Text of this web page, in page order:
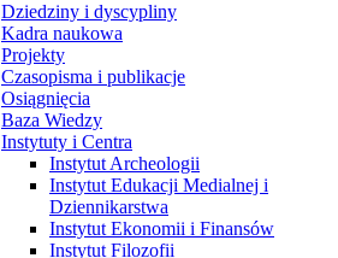
Dziedziny i dyscypliny
Kadra naukowa
Projekty
Czasopisma i publikacje
Osiągnięcia
Baza Wiedzy
Instytuty i Centra
Instytut Archeologii
Instytut Edukacji Medialnej i
Dziennikarstwa
Instytut Ekonomii i Finansów
Instytut Filozofii